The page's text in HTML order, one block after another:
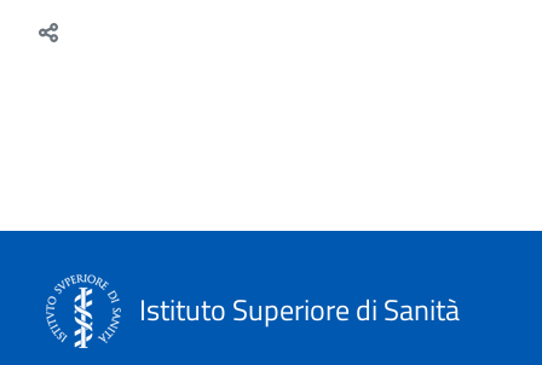
Istituto Superiore di Sanità